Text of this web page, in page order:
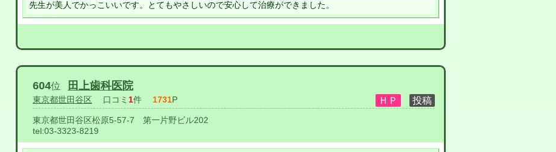
先生が美人でかっこいいです。とてもやさしいので安心して治療ができました。
604位 田上歯科医院
東京都世田谷区 口コミ 1件 1731P
東京都世田谷区松原5-57-7 第一片野ビル202
tel:03-3323-8219